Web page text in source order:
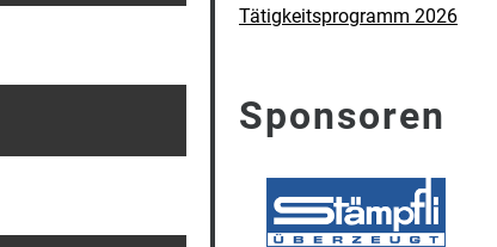
Tätigkeitsprogramm 2026
Sponsoren